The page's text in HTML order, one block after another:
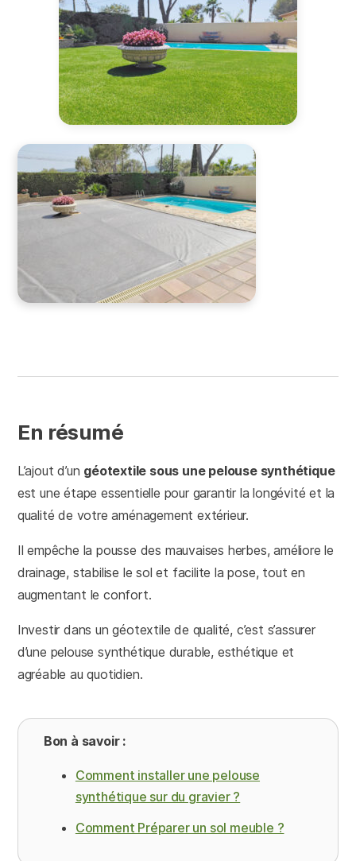
En résumé
L’ajout d’un géotextile sous une pelouse synthétique
est une étape essentielle pour garantir la longévité et la
qualité de votre aménagement extérieur.
Il empêche la pousse des mauvaises herbes, améliore le
drainage, stabilise le sol et facilite la pose, tout en
augmentant le confort.
Investir dans un géotextile de qualité, c’est s’assurer
d’une pelouse synthétique durable, esthétique et
agréable au quotidien.
Bon à savoir :
Comment installer une pelouse
synthétique sur du gravier ?
Comment Préparer un sol meuble ?